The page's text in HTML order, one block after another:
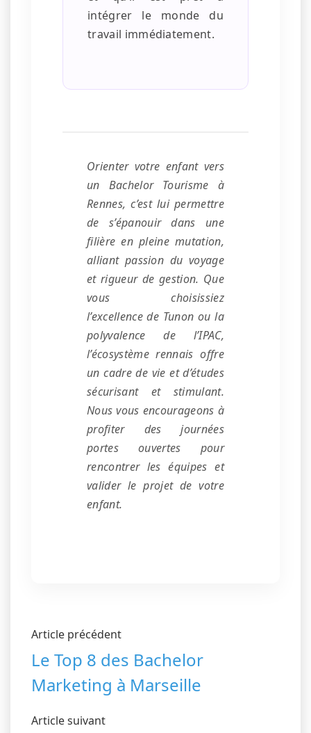
intégrer le monde du
travail immédiatement.
Orienter votre enfant vers
un Bachelor Tourisme à
Rennes, c’est lui permettre
de s’épanouir dans une
filière en pleine mutation,
alliant passion du voyage
et rigueur de gestion. Que
vous choisissiez
l’excellence de Tunon ou la
polyvalence de l’IPAC,
l’écosystème rennais offre
un cadre de vie et d’études
sécurisant et stimulant.
Nous vous encourageons à
profiter des journées
portes ouvertes pour
rencontrer les équipes et
valider le projet de votre
enfant.
Article précédent
Le Top 8 des Bachelor
Marketing à Marseille
Article suivant